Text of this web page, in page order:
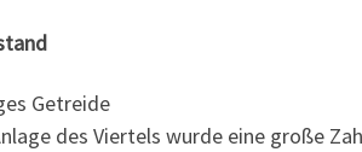
Getreide
des Viertels wurde eine große